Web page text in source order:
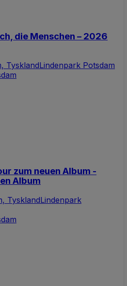
die Menschen – 2026
TysklandLindenpark Potsdam
zum neuen Album -
Album
TysklandLindenpark